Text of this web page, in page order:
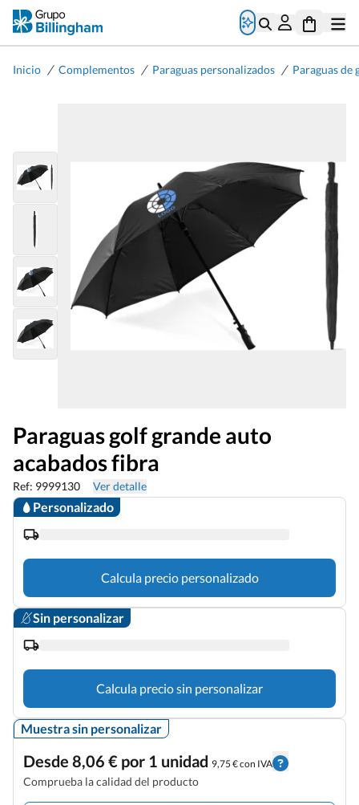
Inicio / Complementos / Paraguas personalizados / Paraguas de
Paraguas golf grande auto
acabados fibra
Ref: 9999130 Ver detalle
Personalizado
Calcula precio personalizado
Sin personalizar
Calcula precio sin personalizar
Muestra sin personalizar
Desde 8,06 € por 1 unidad 9,75 € con IVA
Comprueba la calidad del producto